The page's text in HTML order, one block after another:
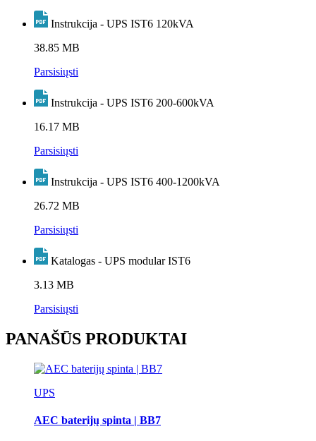
Instrukcija - UPS IST6 120kVA
38.85 MB
Parsisiųsti
Instrukcija - UPS IST6 200-600kVA
16.17 MB
Parsisiųsti
Instrukcija - UPS IST6 400-1200kVA
26.72 MB
Parsisiųsti
Katalogas - UPS modular IST6
3.13 MB
Parsisiųsti
PANAŠŪS PRODUKTAI
UPS
AEC baterijų spinta | BB7